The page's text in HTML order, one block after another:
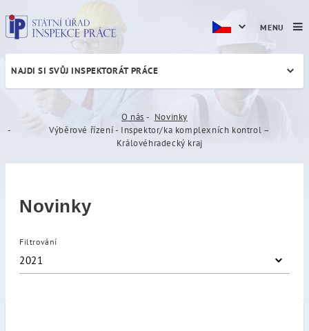
Výběrové řízení -
NAJDI SI SVŮJ INSPEKTORÁT PRÁCE
O nás
Novinky
Výběrové řízení - Inspektor/ka komplexních kontrol –
Královéhradecký kraj
Novinky
Filtrování
2021
MENU